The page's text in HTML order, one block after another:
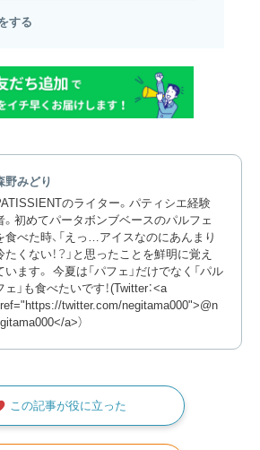
する
野みどり
のライター。パティシエ経験
。初めてパータボンブベースのパルフェ
食べた時、「えっ…アイスなのにあんまり
たくない！？」と思ったことを鮮明に覚え
います。 今夏は「パフェ」だけでなく「パル
ェ」も食べたいです！(Twitter：<a
twitter.com/negitama000">@n
a>）
この記事が役に立った